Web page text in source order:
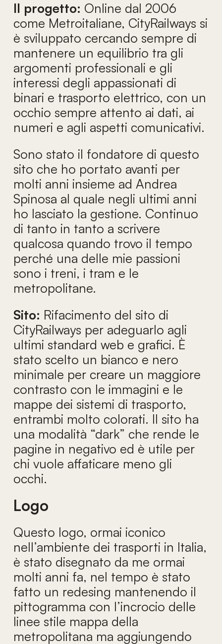
Il progetto: Online dal 2006
come Metroitaliane, CityRailways si
è sviluppato cercando sempre di
mantenere un equilibrio tra gli
argomenti professionali e gli
interessi degli appassionati di
binari e trasporto elettrico, con un
occhio sempre attento ai dati, ai
numeri e agli aspetti comunicativi.
Sono stato il fondatore di questo
sito che ho portato avanti per
molti anni insieme ad Andrea
Spinosa al quale negli ultimi anni
ho lasciato la gestione. Continuo
di tanto in tanto a scrivere
qualcosa quando trovo il tempo
perché una delle mie passioni
sono i treni, i tram e le
metropolitane.
Sito: Rifacimento del sito di
CityRailways per adeguarlo agli
ultimi standard web e grafici. È
stato scelto un bianco e nero
minimale per creare un maggiore
contrasto con le immagini e le
mappe dei sistemi di trasporto,
entrambi molto colorati. Il sito ha
una modalità “dark” che rende le
pagine in negativo ed è utile per
chi vuole affaticare meno gli
occhi.
Logo
Questo logo, ormai iconico
nell’ambiente dei trasporti in Italia,
è stato disegnato da me ormai
molti anni fa, nel tempo è stato
fatto un redesing mantenendo il
pittogramma con l’incrocio delle
linee stile mappa della
metropolitana ma aggiungendo